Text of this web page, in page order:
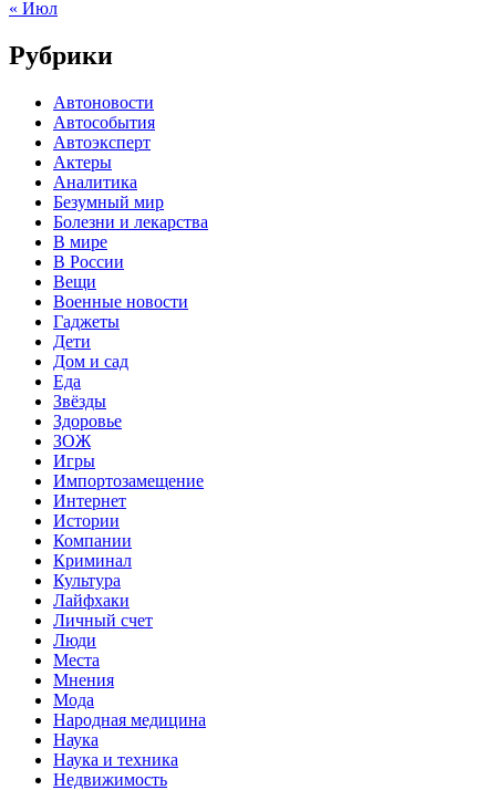
« Июл
Рубрики
Автоновости
Автособытия
Автоэксперт
Актеры
Аналитика
Безумный мир
Болезни и лекарства
В мире
В России
Вещи
Военные новости
Гаджеты
Дети
Дом и сад
Еда
Звёзды
Здоровье
ЗОЖ
Игры
Импортозамещение
Интернет
Истории
Компании
Криминал
Культура
Лайфхаки
Личный счет
Люди
Места
Мнения
Мода
Народная медицина
Наука
Наука и техника
Недвижимость